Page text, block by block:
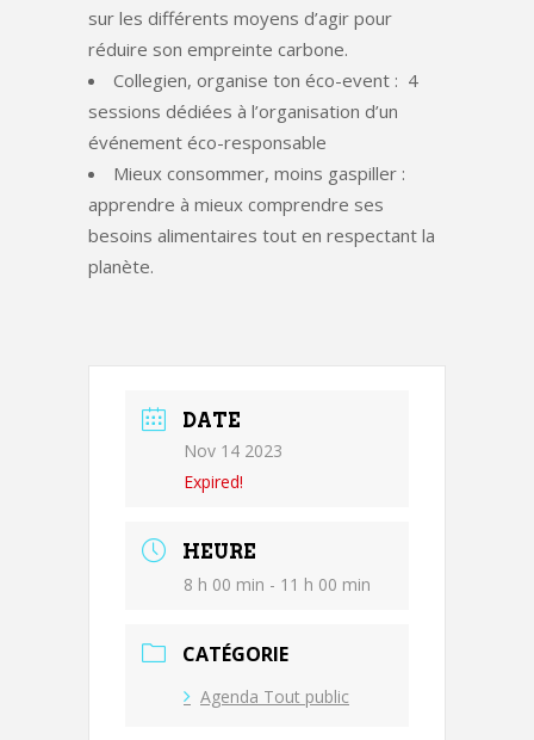
sur les différents moyens d’agir pour
réduire son empreinte carbone.
Collegien, organise ton éco-event : 4
sessions dédiées à l’organisation d’un
événement éco-responsable
Mieux consommer, moins gaspiller :
apprendre à mieux comprendre ses
besoins alimentaires tout en respectant la
planète.
DATE
Nov 14 2023
Expired!
HEURE
8 h 00 min - 11 h 00 min
CATÉGORIE
Agenda Tout public